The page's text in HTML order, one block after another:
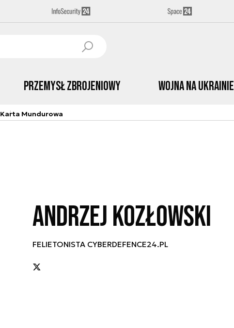
Przemysł Zbrojeniowy Wojna na Ukrainie
Karta Mundurowa
Andrzej Kozłowski
FELIETONISTA CYBERDEFENCE24.PL